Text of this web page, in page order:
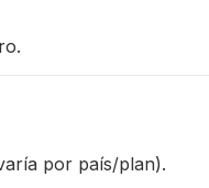
por país/plan).